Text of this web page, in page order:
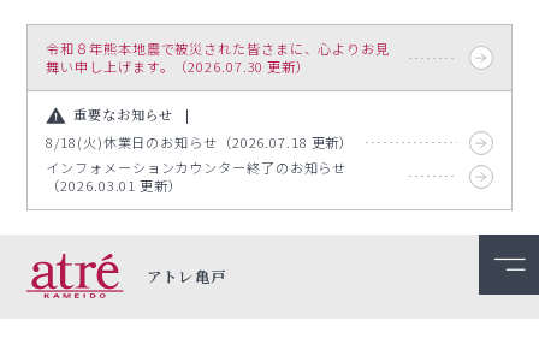
令和８年熊本地震で被災された皆さまに、心よりお見
舞い申し上げます。（2026.07.30 更新）
重要なお知らせ
8/18(火)休業日のお知らせ（2026.07.18 更新）
インフォメーションカウンター終了のお知らせ
（2026.03.01 更新）
アトレ亀戸